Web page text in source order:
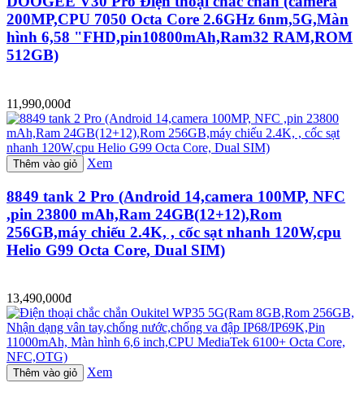
200MP,CPU 7050 Octa Core 2.6GHz 6nm,5G,Màn
hình 6,58 "FHD,pin10800mAh,Ram32 RAM,ROM
512GB)
11,990,000đ
Thêm vào giỏ Xem
8849 tank 2 Pro (Android 14,camera 100MP, NFC
,pin 23800 mAh,Ram 24GB(12+12),Rom
256GB,máy chiếu 2.4K, , cốc sạt nhanh 120W,cpu
Helio G99 Octa Core, Dual SIM)
13,490,000đ
Thêm vào giỏ Xem